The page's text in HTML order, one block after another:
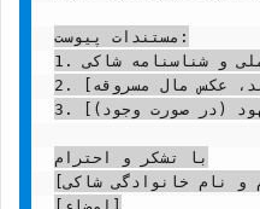
مستندات پیوست:
1. کپی کارت ملی و شناسنامه شاکی.
2. [ارائه هرگونه مدرک دال بر مالکیت، مانند فاکتور خرید، سند، عکس مال مسروقه].
3. [گزارش کلانتری/تصاویر دوربین مداربسته/شهادت شهود (در صورت وجود)].
با تشکر و احترام
[نام و نام خانوادگی شاکی]